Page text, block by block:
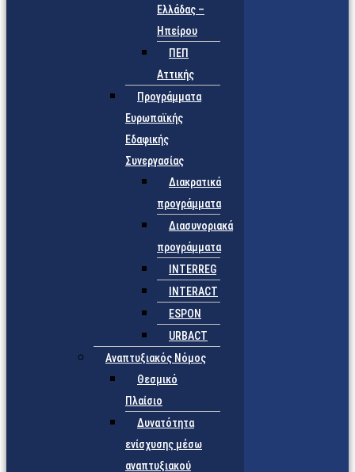
Ελλάδας –
Ηπείρου
ΠΕΠ
Αττικής
Προγράμματα
Ευρωπαϊκής
Εδαφικής
Συνεργασίας
Διακρατικά
προγράμματα
Διασυνοριακά
προγράμματα
INTERREG
INTERACT
ESPON
URBACT
Αναπτυξιακός Νόμος
Θεσμικό
Πλαίσιο
Δυνατότητα
ενίσχυσης μέσω
αναπτυξιακού